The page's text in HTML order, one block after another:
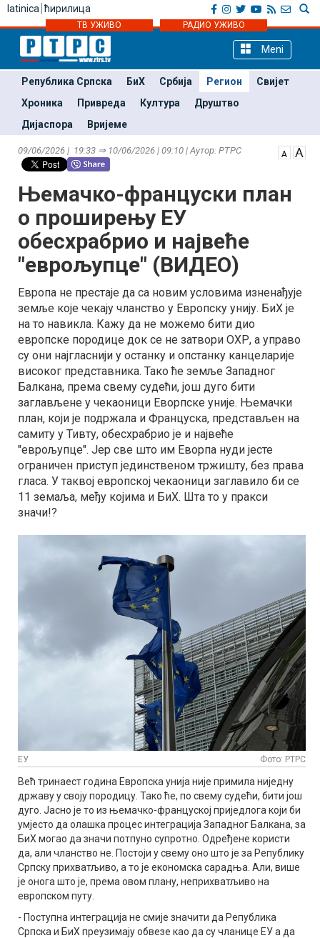
latinica ћирилица
ТВ УЖИВО РАДИО УЖИВО
Meni
Република Српска БиХ Србија Регион
Свијет
Хроника
Привреда Култура
Друштво
Дијаспора
Вријеме
09/06/2026 | 19:33 ⇒ 10/06/2026 | 09:10 | Аутор: РТРС
Њемачко-француски план
о проширењу ЕУ
обесхрабрио и највеће
"еврољупце" (ВИДЕО)
Европа не престаје да са новим условима изненађује
земље које чекају чланство у Европску унију. БиХ је
на то навикла. Кажу да не можемо бити дио
европске породице док се не затвори ОХР, а управо
су они најгласнији у останку и опстанку канцеларије
високог представника. Тако ће земље Западног
Балкана, према свему судећи, још дуго бити
заглављене у чекаоници Еворпске уније. Њемачки
план, који је подржала и Француска, представљен на
самиту у Тивту, обесхрабрио је и највеће
"еврољупце". Јер све што им Еворпа нуди јесте
ограничен приступ јединственом тржишту, без права
гласа. У таквој европској чекаоници заглавило би се
11 земаља, међу којима и БиХ. Шта то у пракси
значи!?
ЕУ Фото: РТРС
Већ тринаест година Европска унија није примила ниједну
државу у своју породицу. Тако ће, по свему судећи, бити још
дуго. Јасно је то из њемачко-француској приједлога који би
умјесто да олашка процес интеграција Западног Балкана, за
БиХ могао да значи потпуно супротно. Одређене користи
да, али чланство не. Постоји у свему оно што је за Републику
Српску прихватљиво, а то је економска сарадња. Али, више
је онога што је, према овом плану, неприхватљиво на
европском путу.
- Поступна интеграција не смије значити да Република
Српска и БиХ преузимају обвезе као да су чланице ЕУ а да